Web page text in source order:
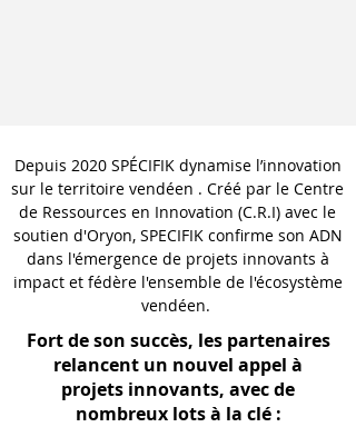
Depuis 2020 SPÉCIFIK dynamise l’innovation
sur le territoire vendéen . Créé par le Centre
de Ressources en Innovation (C.R.I) avec le
soutien d'Oryon, SPECIFIK confirme son ADN
dans l'émergence de projets innovants à
impact et fédère l'ensemble de l'écosystème
vendéen.
Fort de son succès, les partenaires
relancent un nouvel appel à
projets innovants, avec de
nombreux lots à la clé :